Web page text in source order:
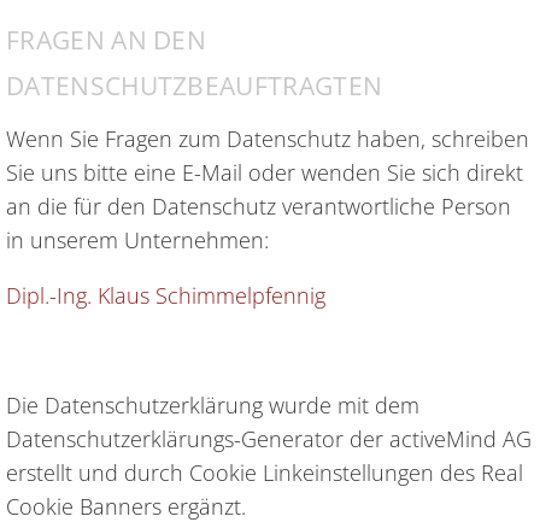
FRAGEN AN DEN
DATENSCHUTZBEAUFTRAGTEN
Wenn Sie Fragen zum Datenschutz haben, schreiben
Sie uns bitte eine E-Mail oder wenden Sie sich direkt
an die für den Datenschutz verantwortliche Person
in unserem Unternehmen:
Dipl.-Ing. Klaus Schimmelpfennig
Die Datenschutzerklärung wurde mit dem
Datenschutzerklärungs-Generator der activeMind AG
erstellt und durch Cookie Linkeinstellungen des Real
Cookie Banners ergänzt.